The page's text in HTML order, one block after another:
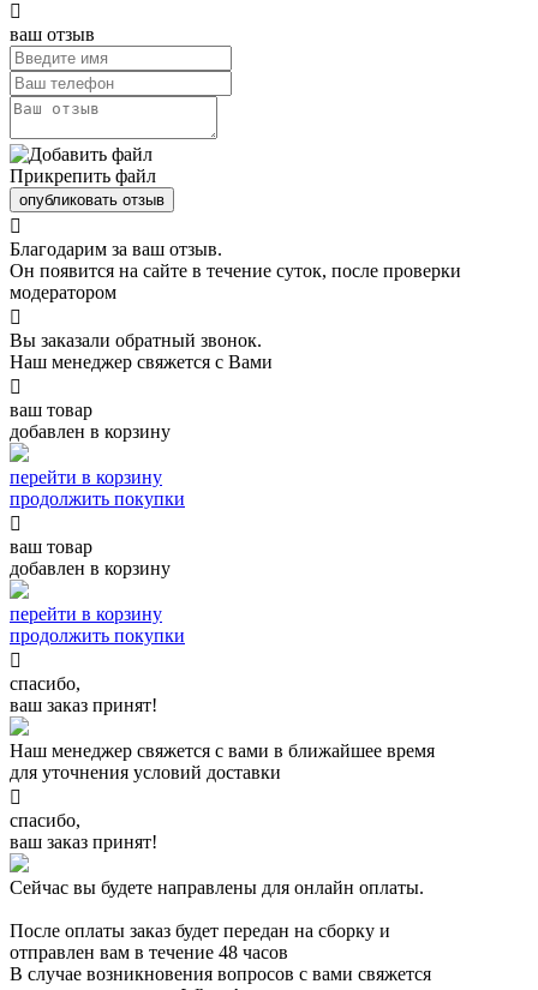

ваш отзыв
Прикрепить файл
опубликовать отзыв

Благодарим за ваш отзыв.
Он появится на сайте в течение суток, после проверки
модератором

Вы заказали обратный звонок.
Наш менеджер свяжется с Вами

ваш товар
добавлен в корзину
перейти в корзину
продолжить покупки

ваш товар
добавлен в корзину
перейти в корзину
продолжить покупки

спасибо,
ваш заказ принят!
Наш менеджер свяжется с вами в ближайшее время
для уточнения условий доставки

спасибо,
ваш заказ принят!
Сейчас вы будете направлены для онлайн оплаты.
После оплаты заказ будет передан на сборку и
отправлен вам в течение 48 часов
В случае возникновения вопросов с вами свяжется